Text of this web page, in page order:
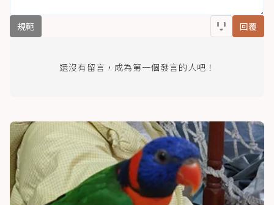
規範 回覆
還沒有留言，成為第一個發言的人吧！